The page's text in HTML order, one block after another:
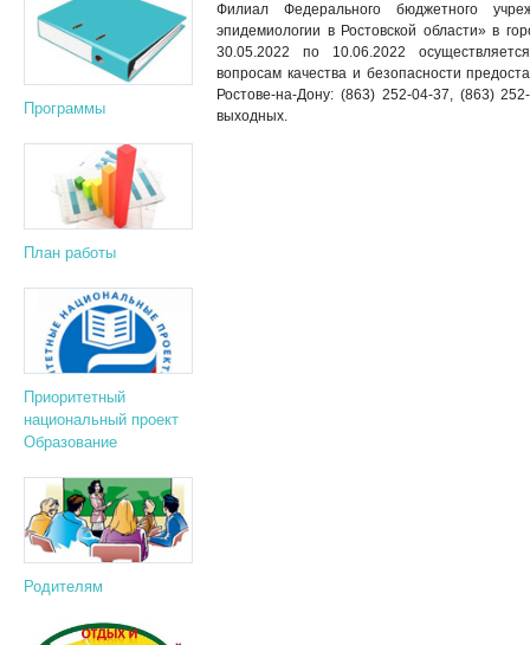
Филиал Федерального бюджетного
эпидемиологии в Ростовской области» в
30.05.2022 по 10.06.2022
вопросам качества и безопасности
Ростове-на-Дону: (863) 252-04-37, (863)
выходных.
Программы
План работы
Приоритетный
национальный проект
Образование
Родителям